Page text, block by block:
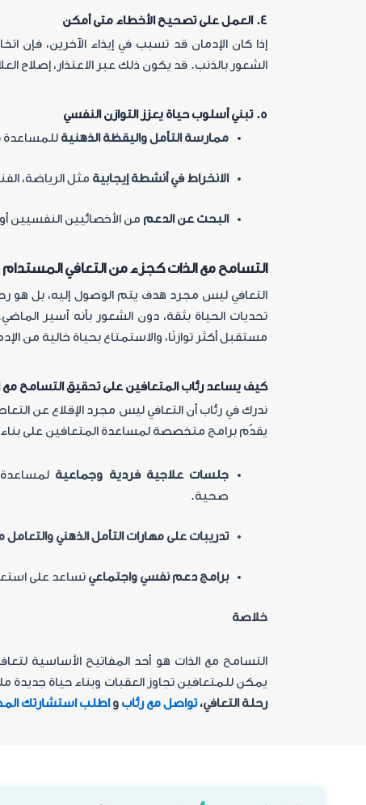
4. العمل على تصحيح الأخطاء متى أمكن
إذا كان الإدمان قد تسبب في إيذاء الآخرين، فإن
الشعور بالذنب. قد يكون ذلك عبر الاعتذار، إصلاح
5. تبني أسلوب حياة يعزز التوازن النفسي
ممارسة التأمل واليقظة الذهنية للمساعدة
الانخراط في أنشطة إيجابية مثل الرياضة،
البحث عن الدعم من الأخصائيين النفسيين
التسامح مع الذات كجزء من التعافي المستدام
التعافي ليس مجرد هدف يتم الوصول إليه، بل هو
تحديات الحياة بثقة، دون الشعور بأنه أسير
مستقبل أكثر توازنًا، والاستمتاع بحياة خالية من
كيف يساعد رئاب المتعافين على تحقيق التسامح مع
ندرك في رئاب أن التعافي ليس مجرد الإقلاع عن
يقدّم برامج متخصصة لمساعدة المتعافين على
جلسات علاجية فردية وجماعية
صحية.
تدريبات على مهارات التأمل الذهني
برامج دعم نفسي واجتماعي تساعد على
خلاصة
التسامح مع الذات هو أحد المفاتيح الأساسية
يمكن للمتعافين تجاوز العقبات وبناء حياة جديدة
رحلة التعافي،تواصل مع رئاب و اطلب استشارتك